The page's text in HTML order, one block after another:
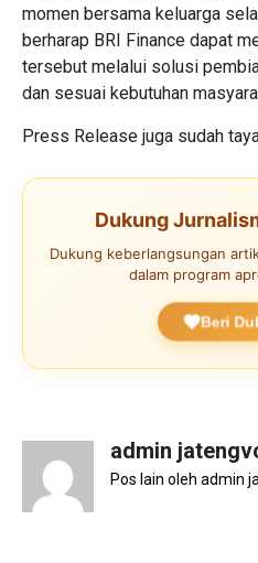
momen bersama keluarga
berharap BRI Finance dapat
tersebut melalui solusi
dan sesuai kebutuhan
Press Release juga sudah
Dukung
Dukung keberlangsungan
dalam program
Beri
admin
Pos lain oleh admin